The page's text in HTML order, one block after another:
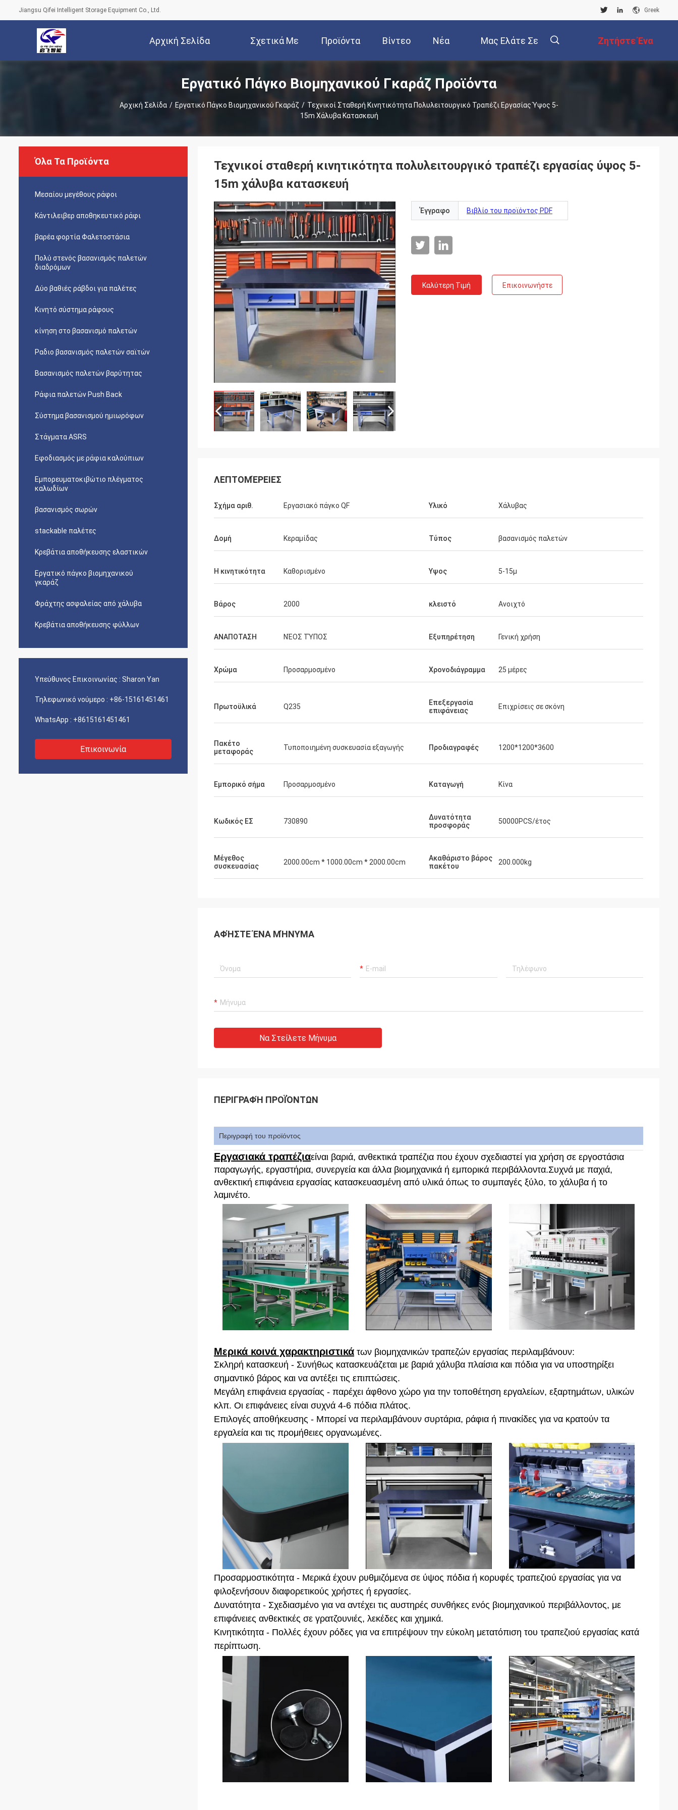
Jiangsu Qifei Intelligent Storage Equipment Co., Ltd. Greek
Αρχική Σελίδα Σχετικά Με
Εμάς
Προϊόντα Βίντεο Νέα Μας Ελάτε Σε Ζητήστε Ένα
Απόσπασμα
Εργατικό Πάγκο Βιομηχανικού Γκαράζ Προϊόντα
Αρχική Σελίδα / Εργατικό Πάγκο Βιομηχανικού Γκαράζ / Τεχνικοί Σταθερή Κινητικότητα Πολυλειτουργικό Τραπέζι Εργασίας Ύψος 5-
15m Χάλυβα Κατασκευή
Όλα Τα Προϊόντα
Μεσαίου μεγέθους ράφοι
Κάντιλειβερ αποθηκευτικό ράφι
βαρέα φορτία Φαλετοστάσια
Πολύ στενός βασανισμός παλετών
διαδρόμων
Δύο βαθιές ράβδοι για παλέτες
Κινητό σύστημα ράφους
κίνηση στο βασανισμό παλετών
Ραδιο βασανισμός παλετών σαϊτών
Βασανισμός παλετών βαρύτητας
Ράφια παλετών Push Back
Σύστημα βασανισμού ημιωρόφων
Στάγματα ASRS
Εφοδιασμός με ράφια καλούπιων
Εμπορευματοκιβώτιο πλέγματος
καλωδίων
βασανισμός σωρών
stackable παλέτες
Κρεβάτια αποθήκευσης ελαστικών
Εργατικό πάγκο βιομηχανικού
γκαράζ
Φράχτης ασφαλείας από χάλυβα
Κρεβάτια αποθήκευσης φύλλων
Υπεύθυνος Επικοινωνίας : Sharon Yan
Τηλεφωνικό νούμερο : +86-15161451461
WhatsApp : +8615161451461
Επικοινωνία
Τεχνικοί σταθερή κινητικότητα πολυλειτουργικό τραπέζι εργασίας ύψος 5-
15m χάλυβα κατασκευή
Έγγραφο Βιβλίο του προϊόντος PDF
Καλύτερη Τιμή Επικοινωνήστε
ΛΕΠΤΟΜΈΡΕΙΕΣ
Σχήμα αριθ. Εργασιακό πάγκο QF Υλικό Χάλυβας
Δομή Κεραμίδας Τύπος βασανισμός παλετών
Η κινητικότητα Καθορισμένο Υψος 5-15μ
Βάρος 2000 κλειστό Ανοιχτό
ΑΝΑΠΟΤΑΣΗ ΝΈΟΣ ΤΎΠΟΣ Εξυπηρέτηση Γενική χρήση
Χρώμα Προσαρμοσμένο Χρονοδιάγραμμα 25 μέρες
Πρωτοϋλικά Q235
Επεξεργασία
επιφάνειας
Επιχρίσεις σε σκόνη
Πακέτο
μεταφοράς
Τυποποιημένη συσκευασία εξαγωγής Προδιαγραφές 1200*1200*3600
Εμπορικό σήμα Προσαρμοσμένο Καταγωγή Κίνα
Κωδικός ΕΣ 730890
Δυνατότητα
προσφοράς
50000PCS/έτος
Μέγεθος
συσκευασίας
2000.00cm * 1000.00cm * 2000.00cm
Ακαθάριστο βάρος
πακέτου
200.000kg
ΑΦΉΣΤΕ ΈΝΑ ΜΉΝΥΜΑ
Να Στείλετε Μήνυμα
ΠΕΡΙΓΡΑΦΉ ΠΡΟΪΌΝΤΩΝ
Περιγραφή του προϊόντος
Εργασιακά τραπέζιαείναι βαριά, ανθεκτικά τραπέζια που έχουν σχεδιαστεί για χρήση σε εργοστάσια
παραγωγής, εργαστήρια, συνεργεία και άλλα βιομηχανικά ή εμπορικά περιβάλλοντα.Συχνά με παχιά,
ανθεκτική επιφάνεια εργασίας κατασκευασμένη από υλικά όπως το συμπαγές ξύλο, το χάλυβα ή το
λαμινέτο.
Μερικά κοινά χαρακτηριστικά των βιομηχανικών τραπεζών εργασίας περιλαμβάνουν:
Σκληρή κατασκευή - Συνήθως κατασκευάζεται με βαριά χάλυβα πλαίσια και πόδια για να υποστηρίξει
σημαντικό βάρος και να αντέξει τις επιπτώσεις.
Μεγάλη επιφάνεια εργασίας - παρέχει άφθονο χώρο για την τοποθέτηση εργαλείων, εξαρτημάτων, υλικών
κλπ. Οι επιφάνειες είναι συχνά 4-6 πόδια πλάτος.
Επιλογές αποθήκευσης - Μπορεί να περιλαμβάνουν συρτάρια, ράφια ή πινακίδες για να κρατούν τα
εργαλεία και τις προμήθειες οργανωμένες.
Προσαρμοστικότητα - Μερικά έχουν ρυθμιζόμενα σε ύψος πόδια ή κορυφές τραπεζιού εργασίας για να
φιλοξενήσουν διαφορετικούς χρήστες ή εργασίες.
Δυνατότητα - Σχεδιασμένο για να αντέχει τις αυστηρές συνθήκες ενός βιομηχανικού περιβάλλοντος, με
επιφάνειες ανθεκτικές σε γρατζουνιές, λεκέδες και χημικά.
Κινητικότητα - Πολλές έχουν ρόδες για να επιτρέψουν την εύκολη μετατόπιση του τραπεζιού εργασίας κατά
περίπτωση.